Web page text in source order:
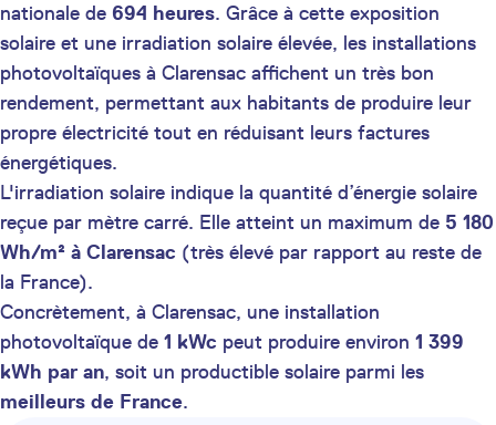
nationale de 694 heures. Grâce à cette exposition
solaire et une irradiation solaire élevée, les installations
photovoltaïques à Clarensac affichent un très bon
rendement, permettant aux habitants de produire leur
propre électricité tout en réduisant leurs factures
énergétiques.
L'irradiation solaire indique la quantité d’énergie solaire
reçue par mètre carré. Elle atteint un maximum de 5 180
Wh/m² à Clarensac (très élevé par rapport au reste de
la France).
Concrètement, à Clarensac, une installation
photovoltaïque de 1 kWc peut produire environ 1 399
kWh par an, soit un productible solaire parmi les
meilleurs de France.